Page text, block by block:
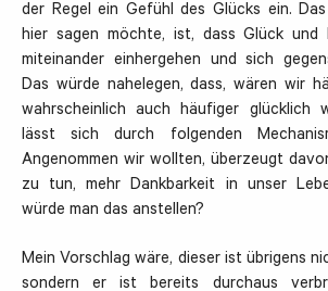
der Regel ein Gefühl des Glücks ein.
hier sagen möchte, ist, dass Glück und
miteinander einhergehen und sich
Das würde nahelegen, dass, wären wir
wahrscheinlich auch häufiger glücklich
lässt sich durch folgenden
Angenommen wir wollten, überzeugt
zu tun, mehr Dankbarkeit in unser
würde man das anstellen?
Mein Vorschlag wäre, dieser ist übrigens
sondern er ist bereits durchaus